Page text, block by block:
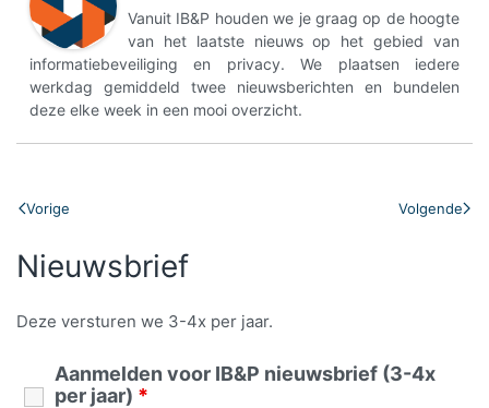
Vanuit IB&P houden we je graag op de hoogte
van het laatste nieuws op het gebied van
informatiebeveiliging en privacy. We plaatsen iedere
werkdag gemiddeld twee nieuwsberichten en bundelen
deze elke week in een mooi overzicht.
Vorige Volgende
Nieuwsbrief
Deze versturen we 3-4x per jaar.
Aanmelden voor IB&P nieuwsbrief (3-4x
per jaar) *